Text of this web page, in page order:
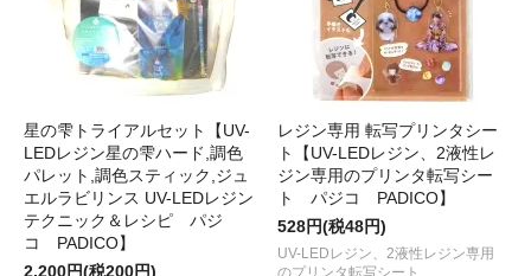
星の雫トライアルセット【UV-
LEDレジン星の雫ハード,調色
パレット,調色スティック,ジュ
エルラビリンス UV-LEDレジン
テクニック＆レシピ パジ
コ PADICO】
2,200円(税200円)
レジン専用 転写プリンタシー
ト【UV-LEDレジン、2液性レ
ジン専用のプリンタ転写シー
ト パジコ PADICO】
528円(税48円)
UV-LEDレジン、2液性レジン専用
のプリンタ転写シート